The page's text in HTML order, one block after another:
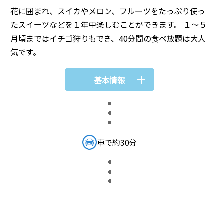
花に囲まれ、スイカやメロン、フルーツをたっぷり使っ
たスイーツなどを１年中楽しむことができます。 １～５
月頃まではイチゴ狩りもでき、40分間の食べ放題は大人
気です。
基本情報
車で約30分